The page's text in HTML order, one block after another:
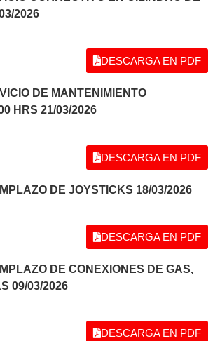
2026
DESCARGA EN PDF
DE MANTENIMIENTO
HRS 21/03/2026
DESCARGA EN PDF
DE JOYSTICKS 18/03/2026
DESCARGA EN PDF
DE CONEXIONES DE GAS,
09/03/2026
DESCARGA EN PDF